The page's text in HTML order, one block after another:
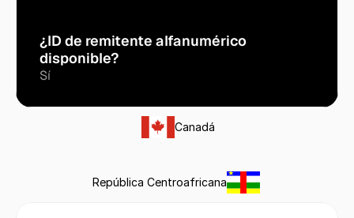
¿ID de remitente alfanumérico
disponible?
Sí
Canadá
República Centroafricana